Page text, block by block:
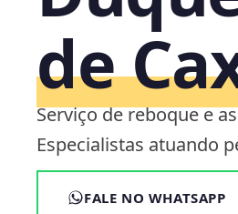
de
Serviço de reboque e
Especialistas atuando
FALE NO WHATSAPP